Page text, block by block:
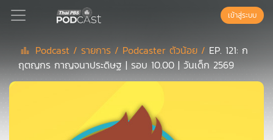
Podcast
เข้าสู่ระบบ
Podcast / รายการ / Podcaster ตัวน้อย / EP. 121: ก
ฤตญกร กาญจนาประดิษฐ | รอบ 10.00 | วันเด็ก 2569